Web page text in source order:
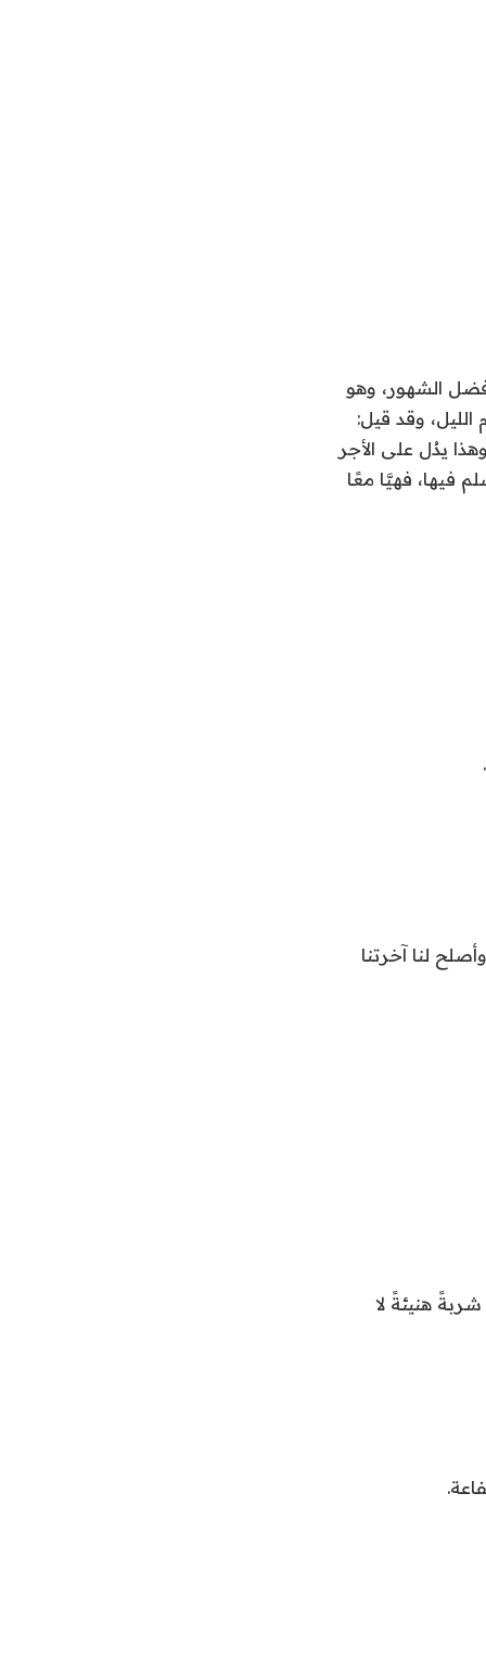
الشهور، وهو
وقد قيل:
يدُل على الأجر
فيها، فهيَّا معًا
لنا آخرتنا
هنيئةً لا